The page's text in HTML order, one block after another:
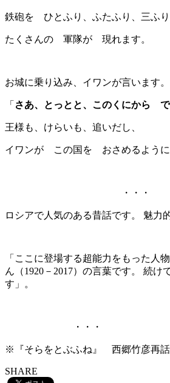
鉄砲を ひとふり、ふたふり、三ふ
たくさんの 軍隊が 現れます。
お城に乗り込み、イワンが言います。
「 さあ、とっとと、このくにから
王様も、けらいも、追いだし、
イワンが この国を おさめるように
・・・
ロシアで人気のある昔話です。 魅力
「ここに登場する超能力をもった人
ん（1920－2017）の言葉です。 続
す」。
・・・
※『そらをとぶふね』 西郷竹彦再話
SHARE